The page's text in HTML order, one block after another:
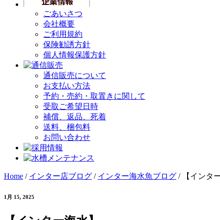
ごあいさつ
会社概要
ご利用規約
保険勧誘方針
個人情報保護方針
通信販売について
お支払い方法
予約・売約・取置きに関して
受取ご希望日時
補償、返品、死着
送料、梱包料
お問い合わせ
Home / インター店ブログ / インター海水魚ブログ / 【インタ
1月 15, 2025